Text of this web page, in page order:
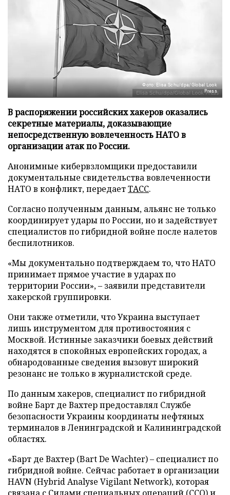
Фото: Elisa Schu/dpa/Global Look
Press
В распоряжении российских хакеров оказались
секретные материалы, доказывающие
непосредственную вовлеченность НАТО в
организации атак по России.
Анонимные кибервзломщики предоставили
документальные свидетельства вовлеченности
НАТО в конфликт, передаетТАСС.
Согласно полученным данным, альянс не только
координирует удары по России, но и задействует
специалистов по гибридной войне после налетов
беспилотников.
«Мы документально подтверждаем то, что НАТО
принимает прямое участие в ударах по
территории России», – заявили представители
хакерской группировки.
Они также отметили, что Украина выступает
лишь инструментом для противостояния с
Москвой. Истинные заказчики боевых действий
находятся в спокойных европейских городах, а
обнародованные сведения вызовут широкий
резонанс не только в журналистской среде.
По данным хакеров, специалист по гибридной
войне Барт де Вахтер предоставлял Службе
безопасности Украины координаты нефтяных
терминалов в Ленинградской и Калининградской
областях.
«Барт де Вахтер (Bart De Wachter) – специалист по
гибридной войне. Сейчас работает в организации
HAVN (Hybrid Analyse Vigilant Network), которая